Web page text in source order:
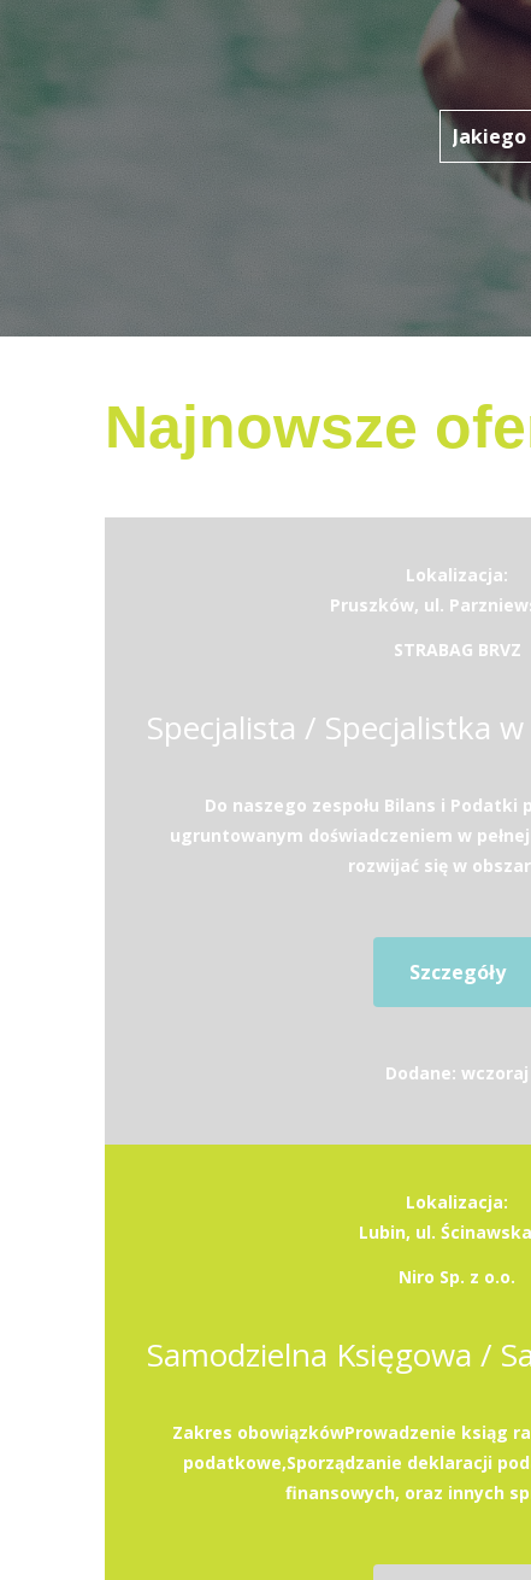
Najnowsze
Lokalizacja:
Pruszków, ul.
STRABAG BRVZ
Do naszego zespołu Bilans i Podatki
ugruntowanym doświadczeniem w
rozwijać się w
Szczegóły
Dodane: wczoraj
Lokalizacja:
Lubin, ul.
Niro Sp. z o.o.
Zakres obowiązkówProwadzenie ksiąg
podatkowe,Sporządzanie deklaracji
finansowych, oraz innych